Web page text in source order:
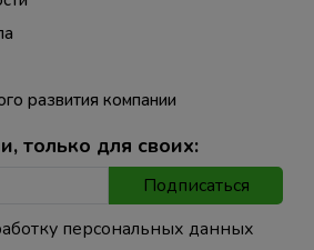
развития компании
только для своих:
Подписаться
персональных данных